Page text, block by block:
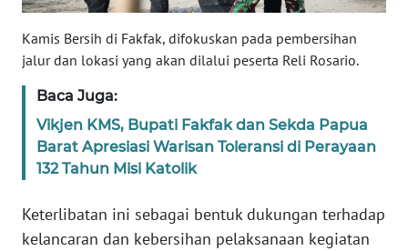
Kamis Bersih di Fakfak, difokuskan pada pembersihan
jalur dan lokasi yang akan dilalui peserta Reli Rosario.
Baca Juga:
Vikjen KMS, Bupati Fakfak dan Sekda Papua
Barat Apresiasi Warisan Toleransi di Perayaan
132 Tahun Misi Katolik
Keterlibatan ini sebagai bentuk dukungan terhadap
kelancaran dan kebersihan pelaksanaan kegiatan
PAPUA
RIAU
WN
SERAMBI
WN
JAMBI